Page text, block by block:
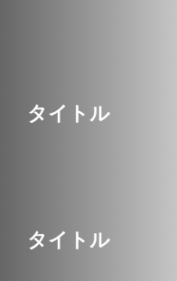
タイトル
タイトル